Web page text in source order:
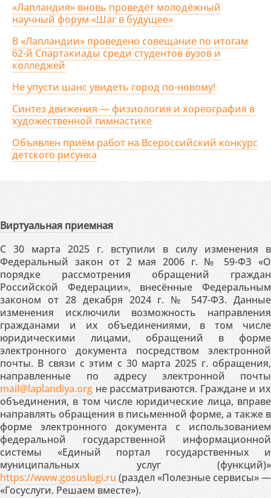
«Лапландия» вновь проведёт молодёжный
научный форум «Шаг в будущее»
В «Лапландии» проведено совещание по итогам
62-й Спартакиады среди студентов вузов и
колледжей
Не упусти шанс увидеть город по-новому!
Синтез движения — физиология и хореография в
художественной гимнастике
Объявлен приём работ на Всероссийский конкурс
детского рисунка
Виртуальная приемная
С 30 марта 2025 г. вступили в силу изменения в
Федеральный закон от 2 мая 2006 г. № 59-ФЗ «О
порядке рассмотрения обращений граждан
Российской Федерации», внесённые Федеральным
законом от 28 декабря 2024 г. № 547-ФЗ. Данные
изменения исключили возможность направления
гражданами и их объединениями, в том числе
юридическими лицами, обращений в форме
электронного документа посредством электронной
почты. В связи с этим с 30 марта 2025 г. обращения,
направленные по адресу электронной почты
mail@laplandiya.org не рассматриваются. Граждане и их
объединения, в том числе юридические лица, вправе
направлять обращения в письменной форме, а также в
форме электронного документа с использованием
федеральной государственной информационной
системы «Единый портал государственных и
муниципальных услуг (функций)»
https://www.gosuslugi.ru (раздел «Полезные сервисы» —
«Госуслуги. Решаем вместе»).